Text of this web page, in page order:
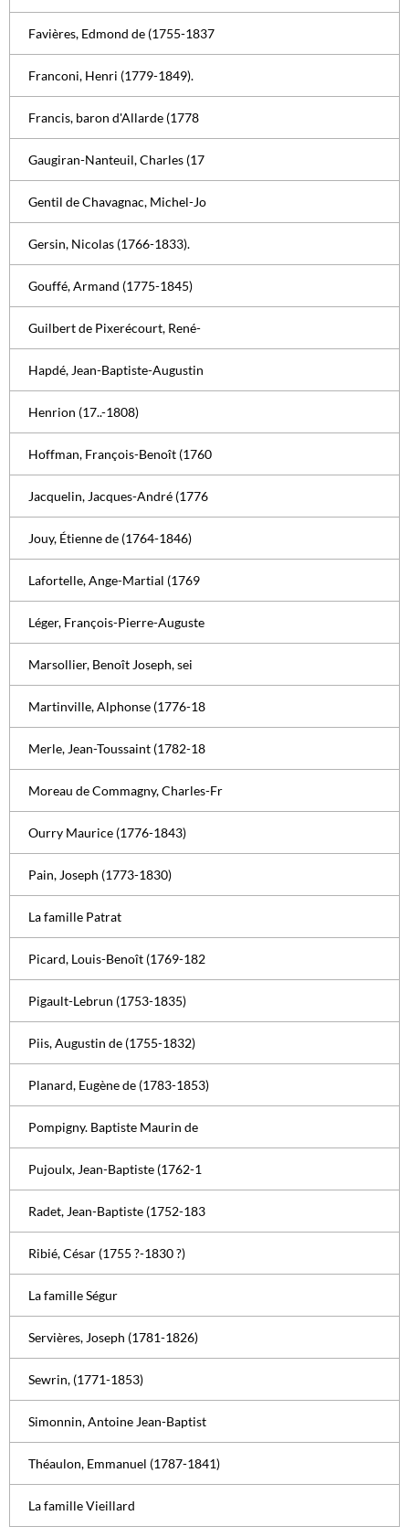
Favières, Edmond de (1755-1837
Franconi, Henri (1779-1849).
Francis, baron d'Allarde (1778
Gaugiran-Nanteuil, Charles (17
Gentil de Chavagnac, Michel-Jo
Gersin, Nicolas (1766-1833).
Gouffé, Armand (1775-1845)
Guilbert de Pixerécourt, René-
Hapdé, Jean-Baptiste-Augustin
Henrion (17..-1808)
Hoffman, François-Benoît (1760
Jacquelin, Jacques-André (1776
Jouy, Étienne de (1764-1846)
Lafortelle, Ange-Martial (1769
Léger, François-Pierre-Auguste
Marsollier, Benoît Joseph, sei
Martinville, Alphonse (1776-18
Merle, Jean-Toussaint (1782-18
Moreau de Commagny, Charles-Fr
Ourry Maurice (1776-1843)
Pain, Joseph (1773-1830)
La famille Patrat
Picard, Louis-Benoît (1769-182
Pigault-Lebrun (1753-1835)
Piis, Augustin de (1755-1832)
Planard, Eugène de (1783-1853)
Pompigny. Baptiste Maurin de
Pujoulx, Jean-Baptiste (1762-1
Radet, Jean-Baptiste (1752-183
Ribié, César (1755 ?-1830 ?)
La famille Ségur
Servières, Joseph (1781-1826)
Sewrin, (1771-1853)
Simonnin, Antoine Jean-Baptist
Théaulon, Emmanuel (1787-1841)
La famille Vieillard